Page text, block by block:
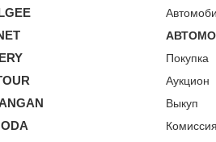
Покупка
Аукцион
Выкуп
Комиссия